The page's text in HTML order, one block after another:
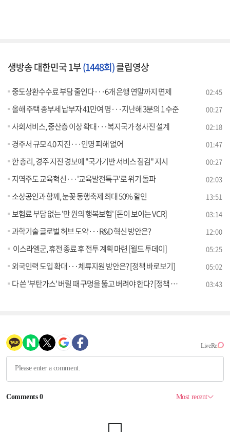
생방송 대한민국 1부(1448회)클립영상
중도상환수수료 부담 줄인다···6개 은행 연말까지 면제 02:45
올해 주택 종부세 납부자 41만여 명···지난해 3분의 1 수준 00:27
사회서비스, 중산층 이상 확대···복지국가 청사진 설계 02:18
경주서 규모 4.0 지진···인명 피해 없어 01:47
한 총리, 경주 지진 경보에 "국가기반 서비스 점검" 지시 00:27
지역주도 교육혁신···'교육발전특구'로 위기 돌파 02:03
소상공인과 함께, 눈꽃 동행축제 최대 50% 할인 13:51
보험료 부담 없는 '만 원의 행복보험' [돈이 보이는 VCR] 03:14
과학기술 글로벌 허브 도약···R&D 혁신 방안은? 12:00
이스라엘군, 휴전 종료 후 전투 계획 마련 [월드 투데이] 05:25
외국인력 도입 확대···체류지원 방안은? [정책 바로보기] 05:02
다 쓴 '부탄가스' 버릴 때 구멍을 뚫고 버려야 한다? [정책 바로보기] 03:43